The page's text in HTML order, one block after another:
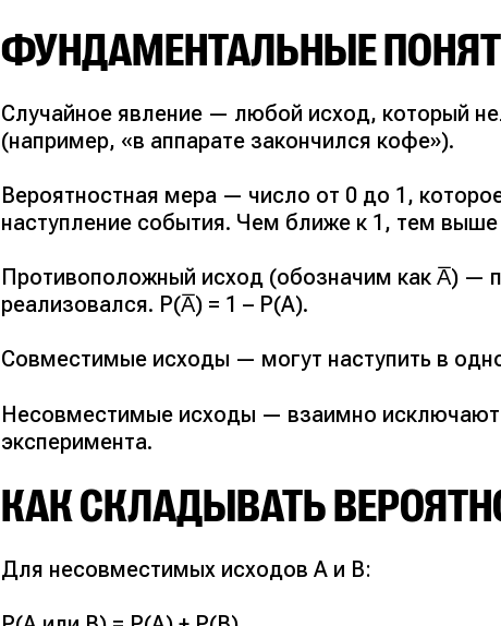
ФУНДАМЕНТАЛЬНЫЕ
Случайное явление — любой исход, который
(например, «в аппарате закончился кофе»).
Вероятностная мера — число от 0 до 1,
наступление события. Чем ближе к 1, тем
Противоположный исход (обозначим как A̅) —
реализовался. P(A̅) = 1 – P(A).
Совместимые исходы — могут наступить в
Несовместимые исходы — взаимно исключают
эксперимента.
КАК СКЛАДЫВАТЬ
Для несовместимых исходов A и B: